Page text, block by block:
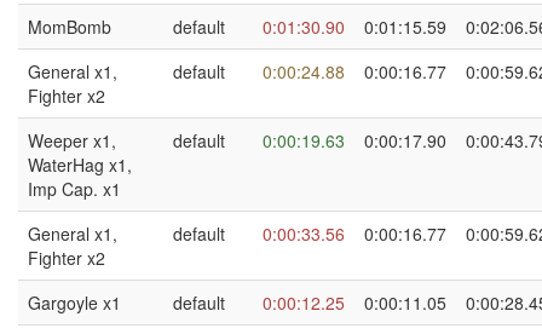
MomBomb
default 0:01:30.90 0:01:15.59
General x1,
Fighter x2
default 0:00:24.88 0:00:16.77
Weeper x1,
WaterHag x1,
Imp Cap. x1
default 0:00:19.63 0:00:17.90
General x1,
Fighter x2
default 0:00:33.56 0:00:16.77
Gargoyle x1 default 0:00:12.25 0:00:11.05